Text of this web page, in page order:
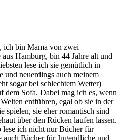
ich bin Mama von zwei
Hamburg, bin 44 Jahre alt und
lese ich sie gemütlich in
und neuerdings auch meinem
sogar bei schlechtem Wetter)
dem Sofa. Dabei mag ich es, wenn
entführen, egal ob sie in der
spielen, sie eher romantisch sind
über den Rücken laufen lassen.
lese ich nicht nur Bücher für
auch Bücher für Jugendliche und